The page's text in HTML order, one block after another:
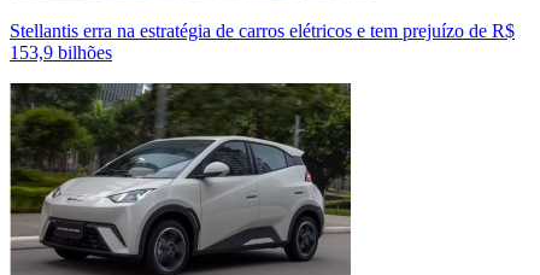
Stellantis erra na estratégia de carros elétricos e tem prejuízo de R$
153,9 bilhões